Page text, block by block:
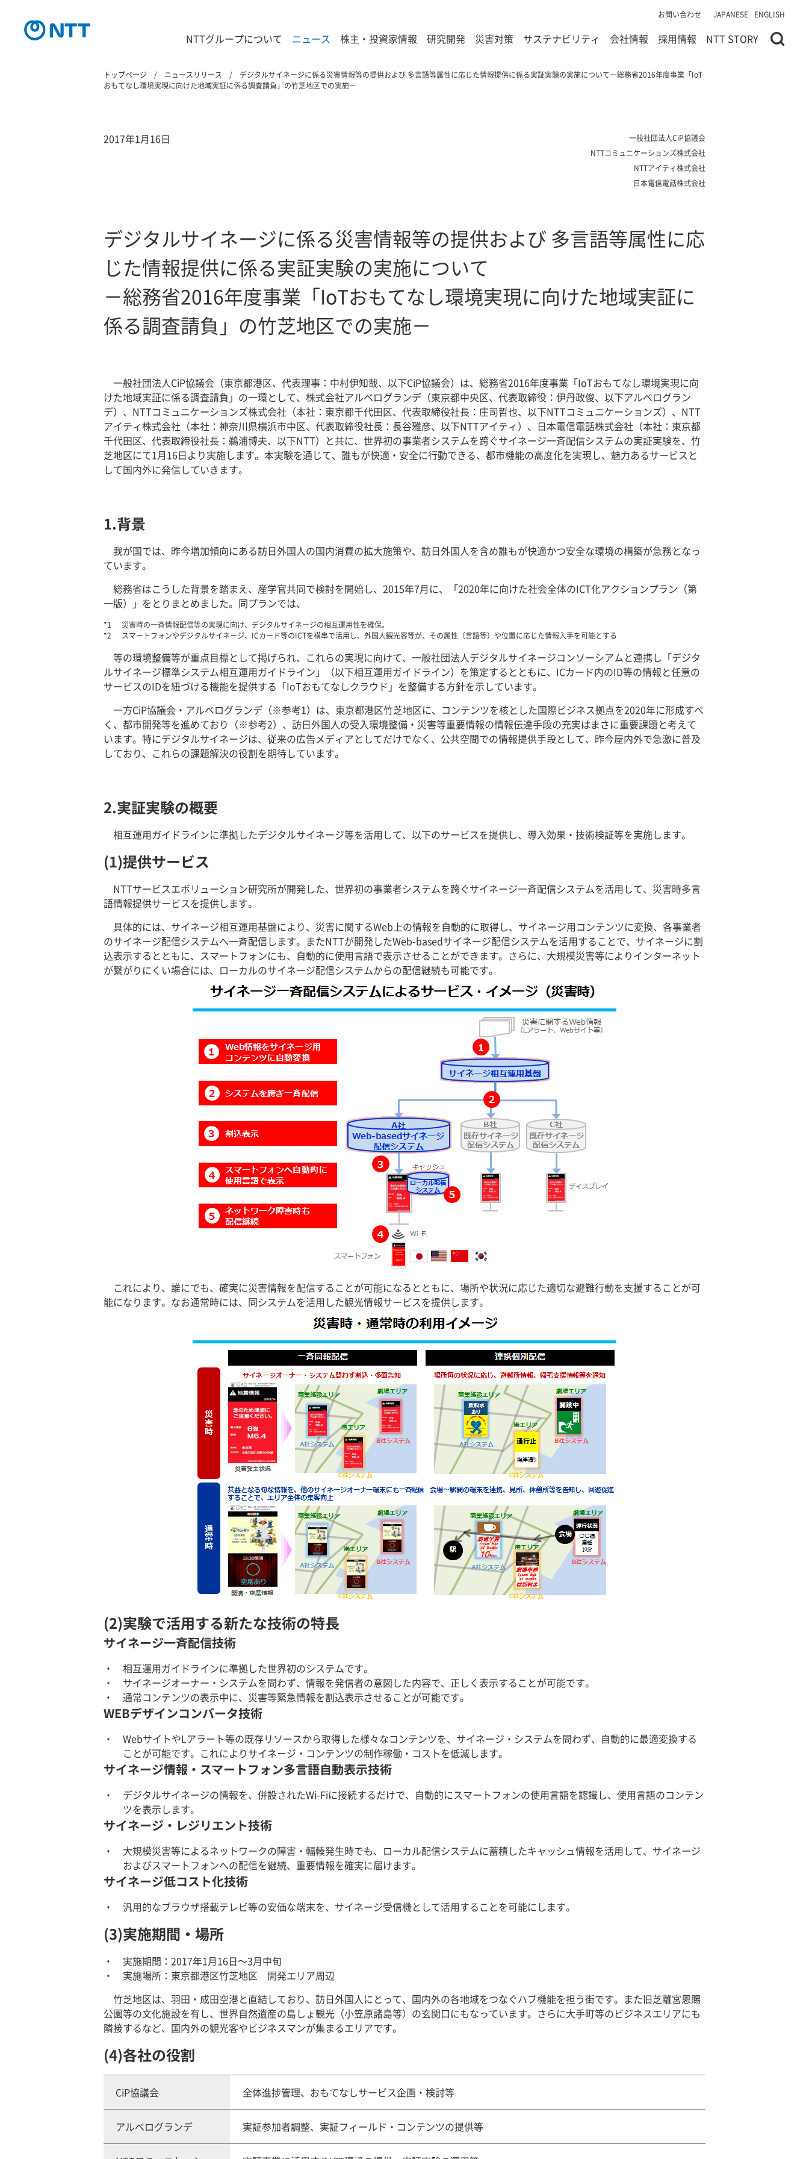
お問い合わせ JAPANESE ENGLISH
NTTグループについて ニュース 株主・投資家情報 研究開発 災害対策 サステナビリティ 会社情報 採用情報 NTT STORY
トップページ ニュースリリース
デジタルサイネージに係る災害情報等の提供および 多言語等属性に応じた情報提供に係る実証実験の実施について－総務省2016年度事業「IoT
おもてなし環境実現に向けた地域実証に係る調査請負」の竹芝地区での実施－
2017年1月16日
一般社団法人CiP協議会
NTTコミュニケーションズ株式会社
NTTアイティ株式会社
日本電信電話株式会社
デジタルサイネージに係る災害情報等の提供および 多言語等属性に応
じた情報提供に係る実証実験の実施について
－総務省2016年度事業「IoTおもてなし環境実現に向けた地域実証に
係る調査請負」の竹芝地区での実施－
一般社団法人CiP協議会（東京都港区、代表理事：中村伊知哉、以下CiP協議会）は、総務省2016年度事業「IoTおもてなし環境実現に向
けた地域実証に係る調査請負」の一環として、株式会社アルベログランデ（東京都中央区、代表取締役：伊丹政俊、以下アルベログラン
デ）、NTTコミュニケーションズ株式会社（本社：東京都千代田区、代表取締役社長：庄司哲也、以下NTTコミュニケーションズ）、NTT
アイティ株式会社（本社：神奈川県横浜市中区、代表取締役社長：長谷雅彦、以下NTTアイティ）、日本電信電話株式会社（本社：東京都
千代田区、代表取締役社長：鵜浦博夫、以下NTT）と共に、世界初の事業者システムを跨ぐサイネージ一斉配信システムの実証実験を、竹
芝地区にて1月16日より実施します。本実験を通じて、誰もが快適・安全に行動できる、都市機能の高度化を実現し、魅力あるサービスと
して国内外に発信していきます。
1.背景
我が国では、昨今増加傾向にある訪日外国人の国内消費の拡大施策や、訪日外国人を含め誰もが快適かつ安全な環境の構築が急務となっ
ています。
総務省はこうした背景を踏まえ、産学官共同で検討を開始し、2015年7月に、「2020年に向けた社会全体のICT化アクションプラン（第
一版）」をとりまとめました。同プランでは、
災害時の一斉情報配信等の実現に向け、デジタルサイネージの相互運用性を確保。
スマートフォンやデジタルサイネージ、ICカード等のICTを横串で活用し、外国人観光客等が、その属性（言語等）や位置に応じた情報入手を可能とする
等の環境整備等が重点目標として掲げられ、これらの実現に向けて、一般社団法人デジタルサイネージコンソーシアムと連携し「デジタ
ルサイネージ標準システム相互運用ガイドライン」（以下相互運用ガイドライン）を策定するとともに、ICカード内のID等の情報と任意の
サービスのIDを紐づける機能を提供する「IoTおもてなしクラウド」を整備する方針を示しています。
一方CiP協議会・アルベログランデ（※参考1）は、東京都港区竹芝地区に、コンテンツを核とした国際ビジネス拠点を2020年に形成すべ
く、都市開発等を進めており（※参考2）、訪日外国人の受入環境整備・災害等重要情報の情報伝達手段の充実はまさに重要課題と考えて
います。特にデジタルサイネージは、従来の広告メディアとしてだけでなく、公共空間での情報提供手段として、昨今屋内外で急激に普及
しており、これらの課題解決の役割を期待しています。
2.実証実験の概要
相互運用ガイドラインに準拠したデジタルサイネージ等を活用して、以下のサービスを提供し、導入効果・技術検証等を実施します。
(1)提供サービス
NTTサービスエボリューション研究所が開発した、世界初の事業者システムを跨ぐサイネージ一斉配信システムを活用して、災害時多言
語情報提供サービスを提供します。
具体的には、サイネージ相互運用基盤により、災害に関するWeb上の情報を自動的に取得し、サイネージ用コンテンツに変換、各事業者
のサイネージ配信システムへ一斉配信します。またNTTが開発したWeb-basedサイネージ配信システムを活用することで、サイネージに割
込表示するとともに、スマートフォンにも、自動的に使用言語で表示させることができます。さらに、大規模災害等によりインターネット
が繋がりにくい場合には、ローカルのサイネージ配信システムからの配信継続も可能です。
これにより、誰にでも、確実に災害情報を配信することが可能になるとともに、場所や状況に応じた適切な避難行動を支援することが可
能になります。なお通常時には、同システムを活用した観光情報サービスを提供します。
(2)実験で活用する新たな技術の特長
サイネージ一斉配信技術
相互運用ガイドラインに準拠した世界初のシステムです。
サイネージオーナー・システムを問わず、情報を発信者の意図した内容で、正しく表示することが可能です。
通常コンテンツの表示中に、災害等緊急情報を割込表示させることが可能です。
WEBデザインコンバータ技術
WebサイトやLアラート等の既存リソースから取得した様々なコンテンツを、サイネージ・システムを問わず、自動的に最適変換する
ことが可能です。これによりサイネージ・コンテンツの制作稼働・コストを低減します。
サイネージ情報・スマートフォン多言語自動表示技術
デジタルサイネージの情報を、併設されたWi-Fiに接続するだけで、自動的にスマートフォンの使用言語を認識し、使用言語のコンテン
ツを表示します。
サイネージ・レジリエント技術
大規模災害等によるネットワークの障害・輻輳発生時でも、ローカル配信システムに蓄積したキャッシュ情報を活用して、サイネージ
およびスマートフォンへの配信を継続、重要情報を確実に届けます。
サイネージ低コスト化技術
汎用的なブラウザ搭載テレビ等の安価な端末を、サイネージ受信機として活用することを可能にします。
(3)実施期間・場所
実施期間：2017年1月16日～3月中旬
実施場所：東京都港区竹芝地区 開発エリア周辺
竹芝地区は、羽田・成田空港と直結しており、訪日外国人にとって、国内外の各地域をつなぐハブ機能を担う街です。また旧芝離宮恩賜
公園等の文化施設を有し、世界自然遺産の島しょ観光（小笠原諸島等）の玄関口にもなっています。さらに大手町等のビジネスエリアにも
隣接するなど、国内外の観光客やビジネスマンが集まるエリアです。
(4)各社の役割
CiP協議会 全体進捗管理、おもてなしサービス企画・検討等
アルベログランデ 実証参加者調整、実証フィールド・コンテンツの提供等